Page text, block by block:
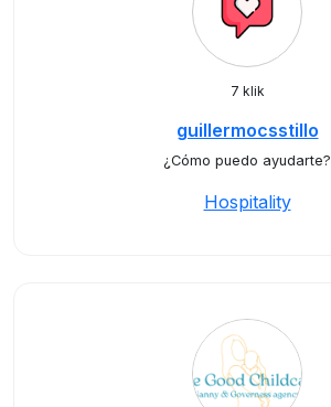
7 klik
guillermocsstillo
¿Cómo puedo ayudarte?
Hospitality